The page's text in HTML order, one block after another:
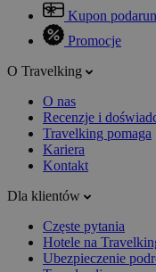
Kupon
Promocje
O Travelking
O nas
Recenzje i
Travelking pomaga
Kariera
Kontakt
Dla klientów
Częste pytania
Hotele na
Ubezpieczenie